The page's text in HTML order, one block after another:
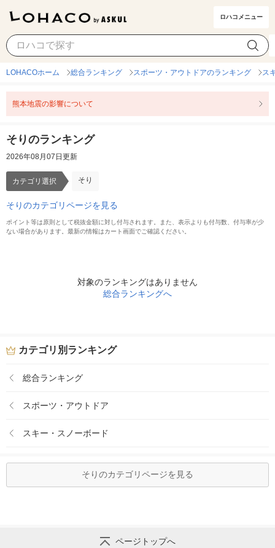
ロハコメニュー
そり カテゴリ選択
LOHACOホーム 総合ランキング スポーツ・アウトドアのランキング ス
熊本地震の影響について
そりのランキング
2026年08月07日更新
カテゴリ選択 そり
そりのカテゴリページを見る
ポイント等は原則として税抜金額に対し付与されます。また、表示よりも付与数、付与率が少
ない場合があります。最新の情報はカート画面でご確認ください。
対象のランキングはありません
総合ランキングへ
カテゴリ別ランキング
総合ランキング
スポーツ・アウトドア
スキー・スノーボード
そりのカテゴリページを見る
ページトップへ